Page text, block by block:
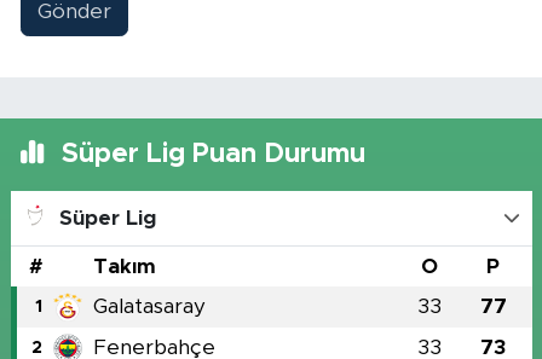
Gönder
Süper Lig Puan Durumu
Süper Lig
# Takım O P
1 Galatasaray 33 77
2 Fenerbahçe 33 73